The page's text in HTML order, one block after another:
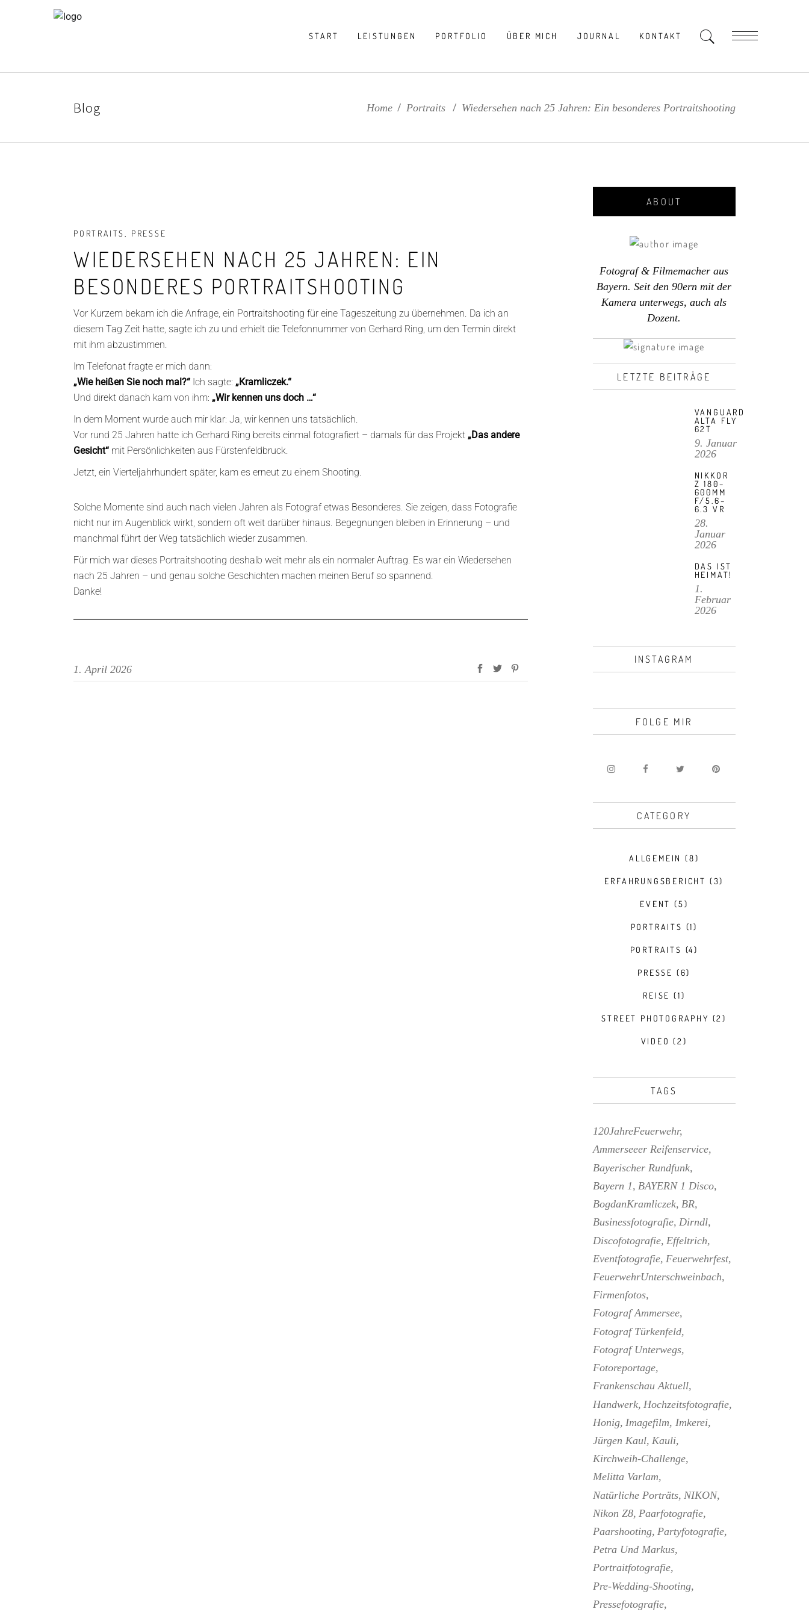
START LEISTUNGEN PORTFOLIO ÜBER MICH JOURNAL KONTAKT
Blog Home / Portraits / Wiedersehen nach 25 Jahren: Ein besonderes Portraitshooting
PORTRAITS PRESSE
WIEDERSEHEN NACH 25 JAHREN: EIN
BESONDERES PORTRAITSHOOTING
Vor Kurzem bekam ich die Anfrage, ein Portraitshooting für eine Tageszeitung zu übernehmen. Da ich an
diesem Tag Zeit hatte, sagte ich zu und erhielt die Telefonnummer von Gerhard Ring, um den Termin direkt
mit ihm abzustimmen.
Im Telefonat fragte er mich dann:
„Wie heißen Sie noch mal?“ Ich sagte: „Kramliczek.“
Und direkt danach kam von ihm: „Wir kennen uns doch …“
In dem Moment wurde auch mir klar: Ja, wir kennen uns tatsächlich.
Vor rund 25 Jahren hatte ich Gerhard Ring bereits einmal fotografiert – damals für das Projekt „Das andere
Gesicht“ mit Persönlichkeiten aus Fürstenfeldbruck.
Jetzt, ein Vierteljahrhundert später, kam es erneut zu einem Shooting.
Solche Momente sind auch nach vielen Jahren als Fotograf etwas Besonderes. Sie zeigen, dass Fotografie
nicht nur im Augenblick wirkt, sondern oft weit darüber hinaus. Begegnungen bleiben in Erinnerung – und
manchmal führt der Weg tatsächlich wieder zusammen.
Für mich war dieses Portraitshooting deshalb weit mehr als ein normaler Auftrag. Es war ein Wiedersehen
nach 25 Jahren – und genau solche Geschichten machen meinen Beruf so spannend.
Danke!
1. April 2026
ABOUT
Fotograf & Filmemacher aus
Bayern. Seit den 90ern mit der
Kamera unterwegs, auch als
Dozent.
LETZTE BEITRÄGE
VANGUARD
ALTA FLY
62T
9. Januar
2026
NIKKOR
Z 180–
600MM
F/5.6–
6.3 VR
28.
Januar
2026
DAS IST
HEIMAT!
1.
Februar
2026
INSTAGRAM
FOLGE MIR
CATEGORY
ALLGEMEIN (8)
ERFAHRUNGSBERICHT (3)
EVENT (5)
PORTRAITS (1)
PORTRAITS (4)
PRESSE (6)
REISE (1)
STREET PHOTOGRAPHY (2)
VIDEO (2)
TAGS
120JahreFeuerwehr
Ammerseeer Reifenservice
Bayerischer Rundfunk
Bayern 1 BAYERN 1 Disco
BogdanKramliczek BR
Businessfotografie Dirndl
Discofotografie Effeltrich
Eventfotografie Feuerwehrfest
FeuerwehrUnterschweinbach
Firmenfotos
Fotograf Ammersee
Fotograf Türkenfeld
Fotograf Unterwegs
Fotoreportage
Frankenschau Aktuell
Handwerk Hochzeitsfotografie
Honig Imagefilm Imkerei
Jürgen Kaul Kauli
Kirchweih-Challenge
Melitta Varlam
Natürliche Porträts NIKON
Nikon Z8 Paarfotografie
Paarshooting Partyfotografie
Petra Und Markus
Portraitfotografie
Pre-Wedding-Shooting
Pressefotografie